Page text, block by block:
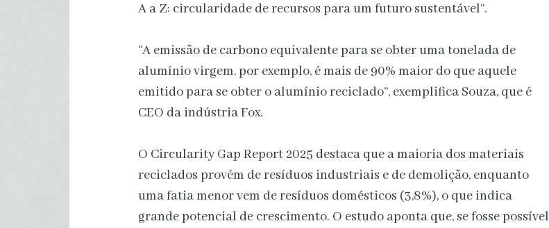
A a Z: circularidade de recursos para um futuro sustentável”.
“A emissão de carbono equivalente para se obter uma tonelada de
alumínio virgem, por exemplo, é mais de 90% maior do que aquele
emitido para se obter o alumínio reciclado”, exemplifica Souza, que é
CEO da indústria Fox.
O Circularity Gap Report 2025 destaca que a maioria dos materiais
reciclados provém de resíduos industriais e de demolição, enquanto
uma fatia menor vem de resíduos domésticos (3,8%), o que indica
grande potencial de crescimento. O estudo aponta que, se fosse possível